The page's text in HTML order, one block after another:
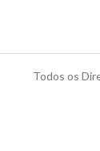
Todos os